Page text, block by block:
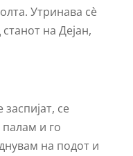
Утринава сѐ
на Дејан,
се
и го
на подот и